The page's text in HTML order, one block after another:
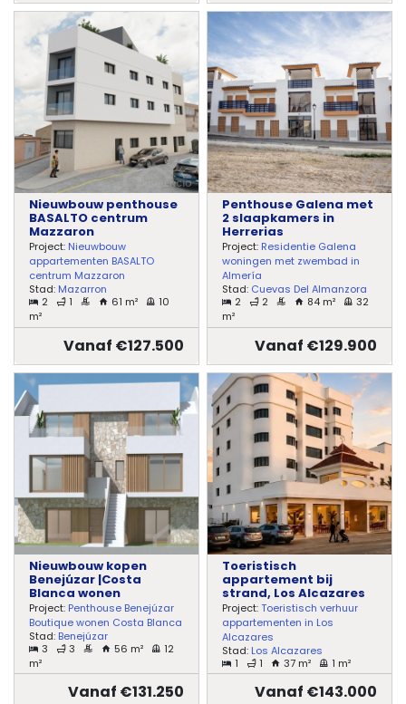
Nieuwbouw penthouse
BASALTO centrum
Mazzaron
Project: Nieuwbouw
appartementen BASALTO
centrum Mazzaron
Stad: Mazarron
2
1 61 m²
10
m²
Vanaf €127.500
Penthouse Galena met
2 slaapkamers in
Herrerias
Project: Residentie Galena
woningen met zwembad in
Almería
Stad: Cuevas Del Almanzora
2
2 84 m²
32
m²
Vanaf €129.900
Nieuwbouw kopen
Benejúzar |Costa
Blanca wonen
Project: Penthouse Benejúzar
Boutique wonen Costa Blanca
Stad: Benejúzar
3
3 56 m²
12
m²
Vanaf €131.250
Toeristisch
appartement bij
strand, Los Alcazares
Project:Toeristisch verhuur
appartementen in Los
Alcazares
Stad: Los Alcazares
1
1 37 m² 1 m²
Vanaf €143.000